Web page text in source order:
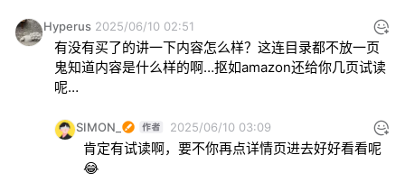
Hyperus 2025/06/10 02:51
有没有买了的讲一下内容怎么样？这连目录都不放一页
鬼知道内容是什么样的啊…抠如amazon还给你几页试读
呢…
SIMON_ 2025/06/10 03:09
肯定有试读啊，要不你再点详情页进去好好看看呢
😂